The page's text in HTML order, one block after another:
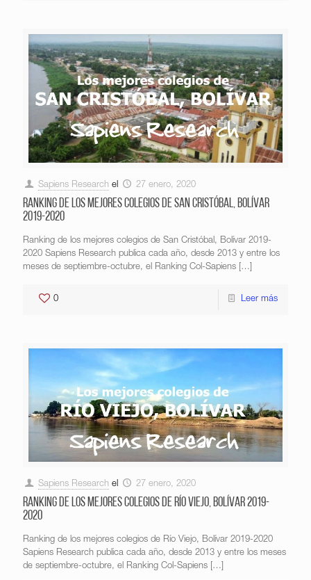
Sapiens Research el 27 enero, 2020
Ranking de los mejores colegios de San Cristóbal, Bolívar
2019-2020
Ranking de los mejores colegios de San Cristóbal, Bolívar 2019-
2020 Sapiens Research publica cada año, desde 2013 y entre los
meses de septiembre-octubre, el Ranking Col-Sapiens […]
0 Leer más
Sapiens Research el 27 enero, 2020
Ranking de los mejores colegios de Río Viejo, Bolívar 2019-
2020
Ranking de los mejores colegios de Río Viejo, Bolívar 2019-2020
Sapiens Research publica cada año, desde 2013 y entre los meses
de septiembre-octubre, el Ranking Col-Sapiens […]